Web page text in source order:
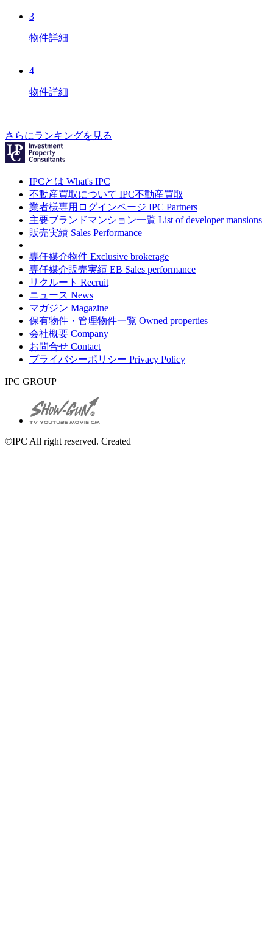
3
物件詳細
4
物件詳細
さらにランキングを見る
IPCとは What's IPC
不動産買取について IPC不動産買取
業者様専用ログインページ IPC Partners
主要ブランドマンション一覧 List of developer mansions
販売実績 Sales Performance
専任媒介物件 Exclusive brokerage
専任媒介販売実績 EB Sales performance
リクルート Recruit
ニュース News
マガジン Magazine
保有物件・管理物件一覧 Owned properties
会社概要 Company
お問合せ Contact
プライバシーポリシー Privacy Policy
IPC GROUP
©IPC All right reserved. Created